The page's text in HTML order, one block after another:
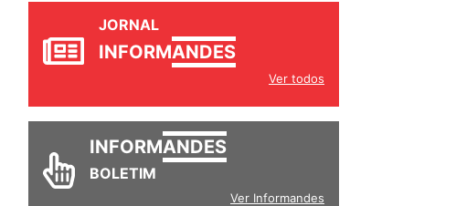
JORNAL
INFORMANDES
Ver todos
INFORMANDES
BOLETIM
Ver Informandes